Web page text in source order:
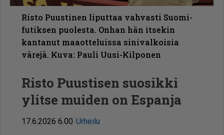
Risto Puustinen liputtaa vahvasti Suomi-
futiksen puolesta. Onhan hän itsekin
kantanut maaotteluissa sinivalkoisia
värejä. Kuva: Pauli Uusi-Kilponen
Risto Puustisen suosikki
ylitse muiden on Espanja
17.6.2026 6.00 Urheilu